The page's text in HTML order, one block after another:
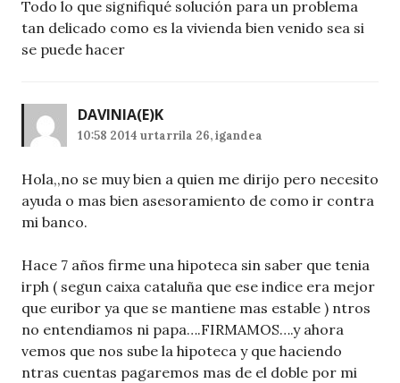
Todo lo que signifiqué solución para un problema
tan delicado como es la vivienda bien venido sea si
se puede hacer
DAVINIA(E)K
10:58 2014 urtarrila 26, igandea
Hola,,no se muy bien a quien me dirijo pero necesito
ayuda o mas bien asesoramiento de como ir contra
mi banco.
Hace 7 años firme una hipoteca sin saber que tenia
irph ( segun caixa cataluña que ese indice era mejor
que euribor ya que se mantiene mas estable ) ntros
no entendiamos ni papa….FIRMAMOS….y ahora
vemos que nos sube la hipoteca y que haciendo
ntras cuentas pagaremos mas de el doble por mi